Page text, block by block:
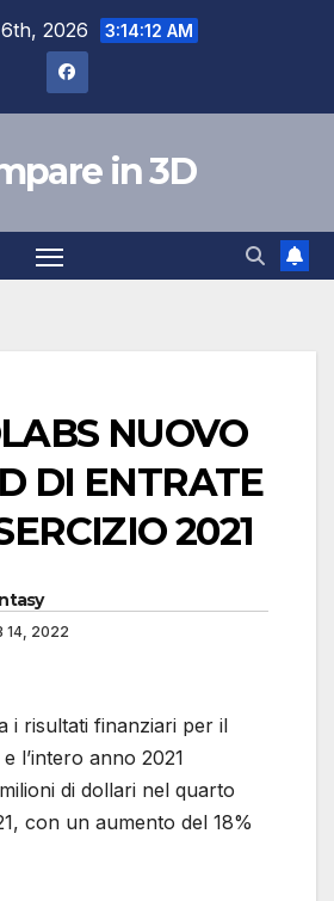
2026 3:14:13 AM
in 3D
NUOVO
DI ENTRATE
2021
14, 2022
i risultati finanziari per il
l’intero anno 2021
di dollari nel quarto
con un aumento del 18%